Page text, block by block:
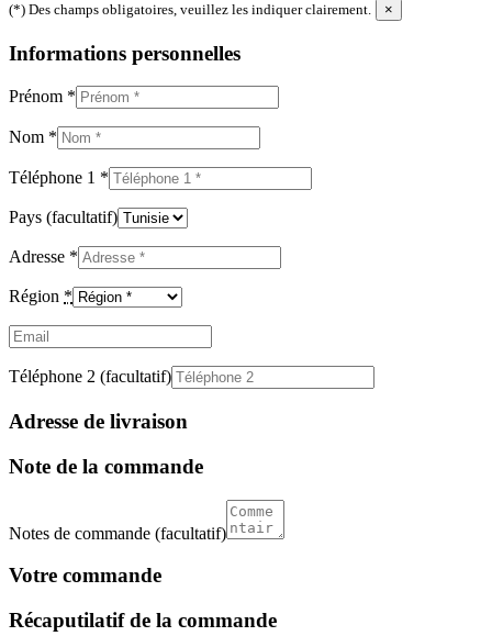
(*) Des champs obligatoires, veuillez les indiquer clairement. ×
Informations personnelles
Prénom *
Nom *
Téléphone 1 *
Pays (facultatif)
Adresse *
Région *
Email
Téléphone 2 (facultatif)
Adresse de livraison
Note de la commande
Notes de commande (facultatif)
Votre commande
Récaputilatif de la commande